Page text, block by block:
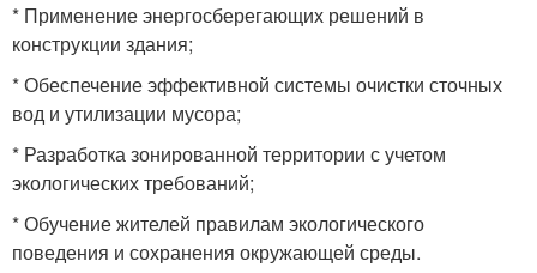
* Применение энергосберегающих решений в
конструкции здания;
* Обеспечение эффективной системы очистки сточных
вод и утилизации мусора;
* Разработка зонированной территории с учетом
экологических требований;
* Обучение жителей правилам экологического
поведения и сохранения окружающей среды.